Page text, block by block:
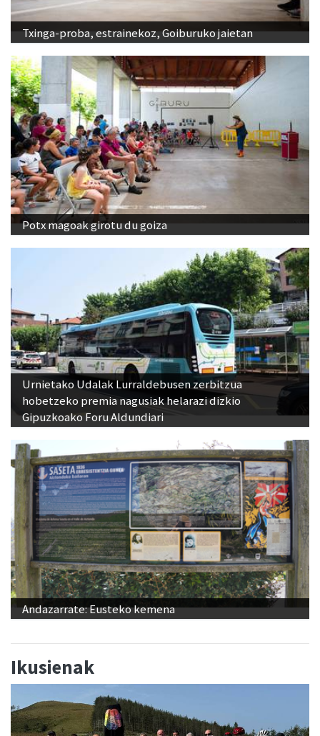
Txinga-proba, estrainekoz, Goiburuko jaietan
Potx magoak girotu du goiza
Urnietako Udalak Lurraldebusen zerbitzua
hobetzeko premia nagusiak helarazi dizkio
Gipuzkoako Foru Aldundiari
Andazarrate: Eusteko kemena
Ikusienak